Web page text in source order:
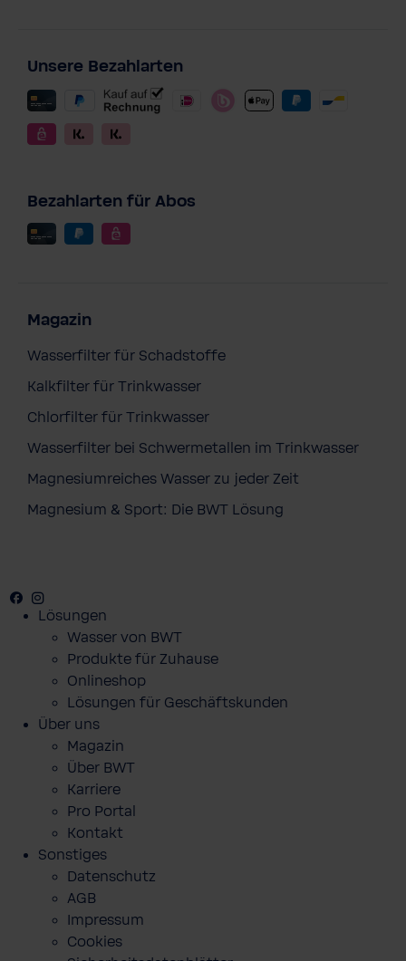
Unsere Bezahlarten
Bezahlarten für Abos
Magazin
Wasserfilter für Schadstoffe
Kalkfilter für Trinkwasser
Chlorfilter für Trinkwasser
Wasserfilter bei Schwermetallen im Trinkwasser
Magnesiumreiches Wasser zu jeder Zeit
Magnesium & Sport: Die BWT Lösung
Facebook
Youtube
Lösungen
Wasser von BWT
Produkte für Zuhause
Onlineshop
Lösungen für Geschäftskunden
Über uns
Magazin
Über BWT
Karriere
Pro Portal
Kontakt
Sonstiges
Datenschutz
AGB
Impressum
Cookies